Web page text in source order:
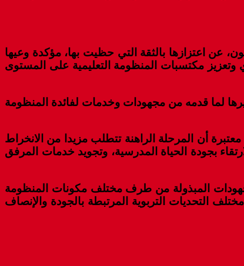
عن اعتزازها بالثقة التي حظيت بها، مؤكدة وعيها
وتعزيز مكتسبات المنظومة التعليمية على المستوى
لما قدمه من مجهودات وخدمات لفائدة المنظومة
أن المرحلة الراهنة تتطلب مزيدا من الانخراط
بتحسين التعلمات، والارتقاء بجودة الحياة المدرسية، وتجويد خدمات المرفق
المبذولة من طرف مختلف مكونات المنظومة
التحديات التربوية المرتبطة بالجودة والإنصاف